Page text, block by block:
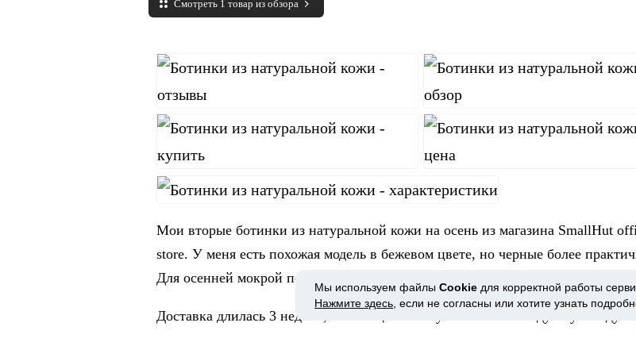
Смотреть 1 товар из обзора
Мои вторые ботинки из натуральной кожи на осень из магазина SmallHut
store. У меня есть похожая модель в бежевом цвете, но черные более
Для осенней мокрой погоды просто идеальны.
Доставка длилась 3 недели, были тщательно упакованы в воздушную
Мы используем файлы Cookie для корректной работы
Нажмите здесь , если не согласны или хотите узнать